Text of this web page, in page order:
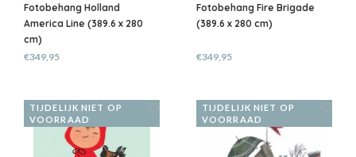
Fotobehang Holland
America Line (389.6 x 280
cm)
€349,95
Fotobehang Fire Brigade
(389.6 x 280 cm)
€349,95
TIJDELIJK NIET OP
VOORRAAD
TIJDELIJK NIET OP
VOORRAAD